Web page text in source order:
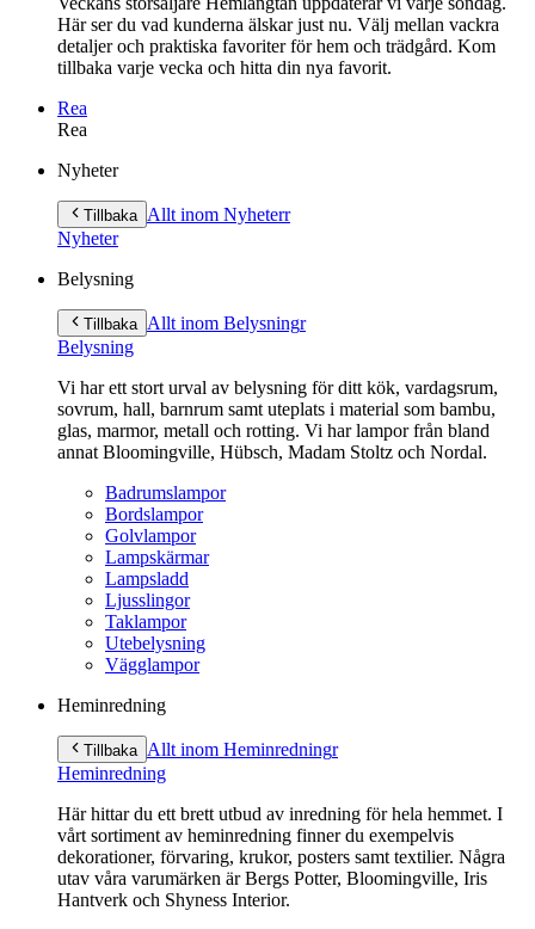
Här ser du vad kunderna älskar just nu. Välj mellan vackra
detaljer och praktiska favoriter för hem och trädgård. Kom
tillbaka varje vecka och hitta din nya favorit.
Rea
Rea
innehåll
Nyheter
Tillbaka Allt inom Nyheterr
Nyheter
Belysning
Tillbaka Allt inom Belysningr
Belysning
Vi har ett stort urval av belysning för ditt kök, vardagsrum,
sovrum, hall, barnrum samt uteplats i material som bambu,
glas, marmor, metall och rotting. Vi har lampor från bland
annat Bloomingville, Hübsch, Madam Stoltz och Nordal.
Badrumslampor
Bordslampor
Golvlampor
Lampskärmar
Lampsladd
Ljusslingor
Taklampor
Utebelysning
Vägglampor
Heminredning
Tillbaka Allt inom Heminredningr
Heminredning
Här hittar du ett brett utbud av inredning för hela hemmet. I
vårt sortiment av heminredning finner du exempelvis
dekorationer, förvaring, krukor, posters samt textilier. Några
utav våra varumärken är Bergs Potter, Bloomingville, Iris
Hantverk och Shyness Interior.